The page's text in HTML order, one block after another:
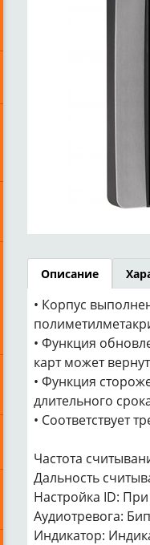
Описание
• Корпус
• Функция
карт может
• Функция
длительного
• Соответствует
Частота
Дальность
Настройка ID:
Аудиотревога:
Индикатор: